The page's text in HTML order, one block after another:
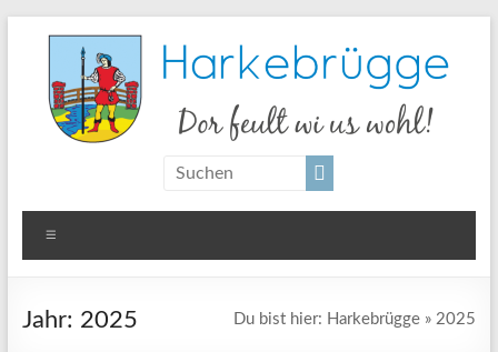
Harkebrügge
Jahr: 2025 Du bist hier: Harkebrügge »2025